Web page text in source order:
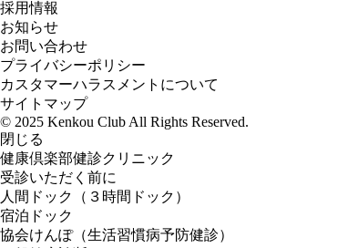
採用情報
お知らせ
お問い合わせ
プライバシーポリシー
カスタマーハラスメントについて
サイトマップ
© 2025 Kenkou Club All Rights Reserved.
閉じる
健康倶楽部健診クリニック
受診いただく前に
人間ドック（３時間ドック）
宿泊ドック
協会けんぽ（生活習慣病予防健診）